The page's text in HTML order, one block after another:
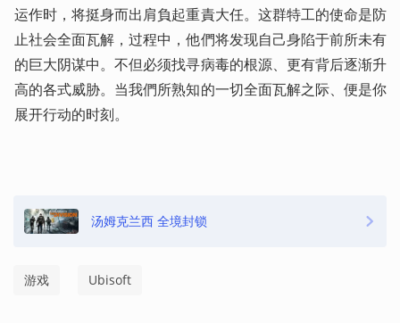
运作时，将挺身而出肩負起重責大任。这群特工的使命是防
止社会全面瓦解，过程中，他們将发现自己身陷于前所未有
的巨大阴谋中。不但必须找寻病毒的根源、更有背后逐渐升
高的各式威胁。当我們所熟知的一切全面瓦解之际、便是你
展开行动的时刻。
汤姆克兰西 全境封锁
游戏 Ubisoft